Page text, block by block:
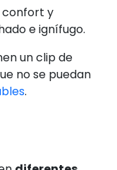
confort y
e ignífugo.
un clip de
no se puedan
.